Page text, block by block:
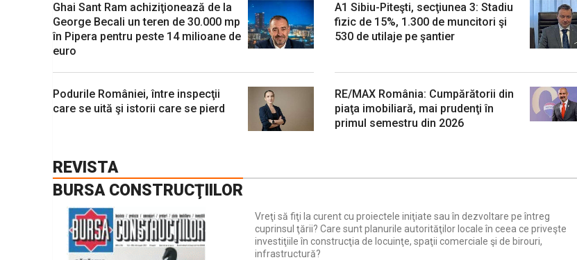
Ghai Sant Ram achiziţionează de la
George Becali un teren de 30.000 mp
în Pipera pentru peste 14 milioane de
euro
A1 Sibiu-Piteşti, secţiunea 3: Stadiu
fizic de 15%, 1.300 de muncitori şi
530 de utilaje pe şantier
Podurile României, între inspecţii
care se uită şi istorii care se pierd
RE/MAX România: Cumpărătorii din
piaţa imobiliară, mai prudenţi în
primul semestru din 2026
REVISTA
BURSA CONSTRUCŢIILOR
Vreţi să fiţi la curent cu proiectele iniţiate sau în dezvoltare pe întreg
cuprinsul ţării? Care sunt planurile autorităţilor locale în ceea ce priveşte
investiţiile în construcţia de locuinţe, spaţii comerciale şi de birouri,
infrastructură?
numărul 1 / 2007